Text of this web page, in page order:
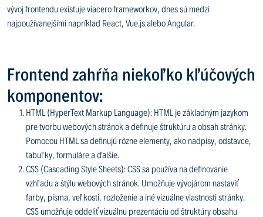
vývoj frontendu existuje viacero frameworkov, dnes sú medzi
najpoužívanejšími napríklad React, Vue.js alebo Angular.
Frontend zahŕňa niekoľko kľúčových
komponentov:
HTML (HyperText Markup Language): HTML je základným jazykom
pre tvorbu webových stránok a definuje štruktúru a obsah stránky.
Pomocou HTML sa definujú rôzne elementy, ako nadpisy, odstavce,
tabuľky, formuláre a ďalšie.
CSS (Cascading Style Sheets): CSS sa používa na definovanie
vzhľadu a štýlu webových stránok. Umožňuje vývojárom nastaviť
farby, písma, veľkosti, rozloženie a iné vizuálne vlastnosti stránky.
CSS umožňuje oddeliť vizuálnu prezentáciu od štruktúry obsahu